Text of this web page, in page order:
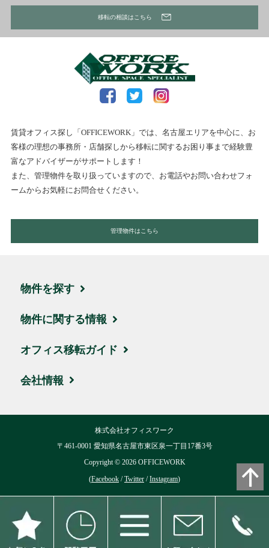
移転の相談はこちら
賃貸オフィス探し「OFFICEWORK」では、名古屋エリアを中心に、お
客様の理想の事務所・店舗探しから移転に関するお困り事まで経験豊
富なアドバイザーがサポートします！
また、管理物件を取り扱っていますので、お電話やお問い合わせフォ
ームからお気軽にお問合せください。
管理物件はこちら
物件を探す
エリア・住所から探す
駅名・沿線から探す
地図から探す
ハイグレード物件
物件に関する情報
ブログ
取引実績・お客様の声
オフィス移転ガイド
お引越しの流れ
移転費用について
よくある質問
会社情報
ブログ
個人情報保護方針
株式会社オフィスワーク
〒461-0001 愛知県名古屋市東区泉一丁目17番3号
Copyright © 2026OFFICEWORK
(Facebook /Twitter /Instagram)